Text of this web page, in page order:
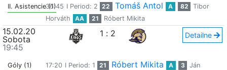
II. Asistencie (1)
36:45 I Period: 2 22 Tomáš Antol A 82
Tibor
Horváth
AA 21 Róbert Mikita
15.02.20
Sobota
19:45
1 : 2 Detailne
Góly (1) 17:20 I Period: 1 21 Róbert Mikita A 3
Ján